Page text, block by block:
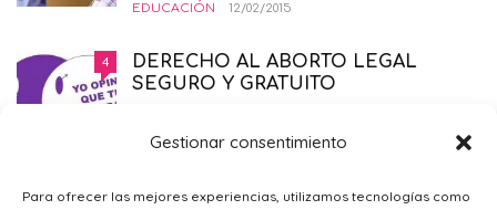
Gestionar consentimiento
Para ofrecer las mejores experiencias, utilizamos tecnologías como
EDUCACIÓN
12/02/2015
4
DERECHO AL ABORTO LEGAL
SEGURO Y GRATUITO
4 ¿POR QUÉ ME SIENTO TRISTE?